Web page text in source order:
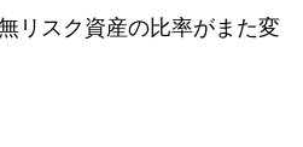
リスク資産の比率がまた変